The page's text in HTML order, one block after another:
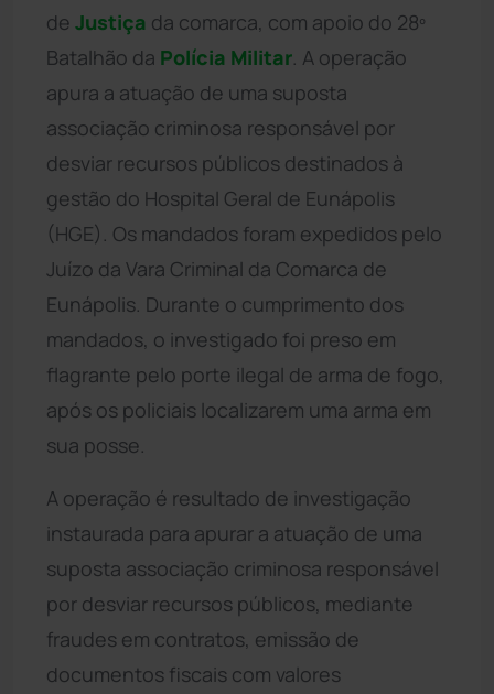
de Justiça da comarca, com apoio do 28º
Batalhão da Polícia Militar . A operação
apura a atuação de uma suposta
associação criminosa responsável por
desviar recursos públicos destinados à
gestão do Hospital Geral de Eunápolis
(HGE). Os mandados foram expedidos pelo
Juízo da Vara Criminal da Comarca de
Eunápolis. Durante o cumprimento dos
mandados, o investigado foi preso em
flagrante pelo porte ilegal de arma de fogo,
após os policiais localizarem uma arma em
sua posse.
A operação é resultado de investigação
instaurada para apurar a atuação de uma
suposta associação criminosa responsável
por desviar recursos públicos, mediante
fraudes em contratos, emissão de
documentos fiscais com valores